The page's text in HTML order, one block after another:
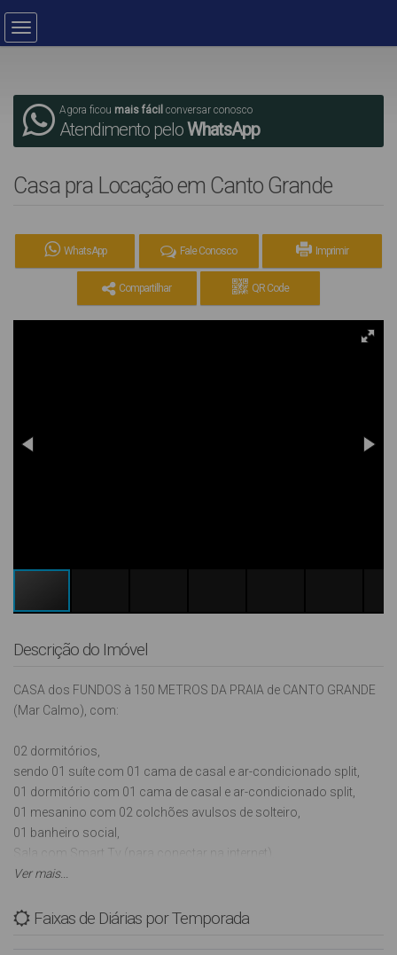
Agora ficou mais fácil conversar conosco
Atendimento peloWhatsApp
Casa pra Locação em Canto Grande
WhatsApp Fale Conosco Imprimir
Compartilhar QR Code
Descrição do Imóvel
CASA dos FUNDOS à 150 METROS DA PRAIA de CANTO GRANDE
(Mar Calmo), com:
02 dormitórios,
sendo 01 suíte com 01 cama de casal e ar-condicionado split,
01 dormitório com 01 cama de casal e ar-condicionado split,
01 mesanino com 02 colchões avulsos de solteiro,
01 banheiro social,
Sala com Smart Tv (para conectar na internet),
Cozinha com utensílios básicos, liquidificador, microondas,
Estacionamento no pátio para 01 veículo,
Ver mais...
Faixas de Diárias por Temporada